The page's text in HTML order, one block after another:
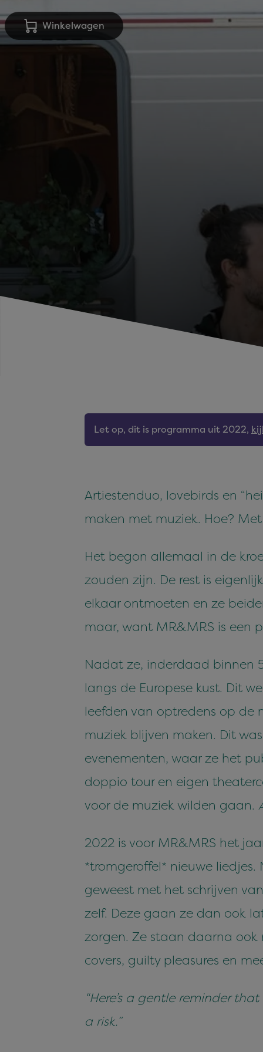
Winkelwagen
Let op, dit is programma uit 2022,
Artiestenduo, lovebirds en
maken met muziek. Hoe?
Het begon allemaal in de
zouden zijn. De rest is
elkaar ontmoeten en ze
maar, want MR&MRS is een
Nadat ze, inderdaad binnen
langs de Europese kust. Dit
leefden van optredens op de
muziek blijven maken. Dit
evenementen, waar ze het
doppio tour en eigen
voor de muziek wilden gaan.
2022 is voor MR&MRS het
*tromgeroffel* nieuwe
geweest met het schrijven
zelf. Deze gaan ze dan ook
zorgen. Ze staan daarna ook
covers, guilty pleasures en
“Here’s a gentle reminder
a risk.”